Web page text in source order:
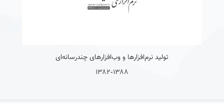
۱۳۸۲-۱۳۸۸